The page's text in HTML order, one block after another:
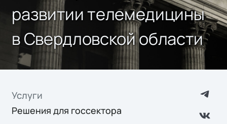
развитии телемедицины
в Свердловской области
Услуги
Решения для госсектора